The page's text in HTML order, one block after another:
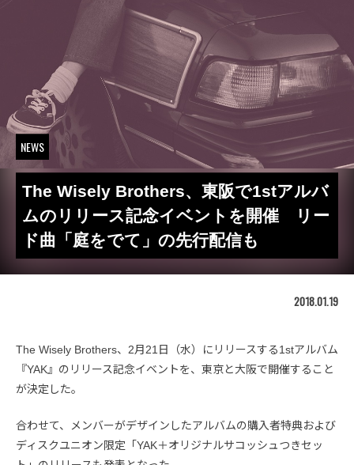
NEWS
The Wisely Brothers、東阪で1stアルバ
ムのリリース記念イベントを開催 リー
ド曲「庭をでて」の先行配信も
2018.01.19
The Wisely Brothers、2月21日（水）にリリースする1stアルバム
『YAK』のリリース記念イベントを、東京と大阪で開催すること
が決定した。
合わせて、メンバーがデザインしたアルバムの購入者特典および
ディスクユニオン限定「YAK＋オリジナルサコッシュつきセッ